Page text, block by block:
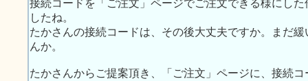
接続コードを「ご注文」ページでご注文できる様にし
したね。
たかさんの接続コードは、その後大丈夫ですか。まだ
んか。
たかさんからご提案頂き、「ご注文」ページに、接続